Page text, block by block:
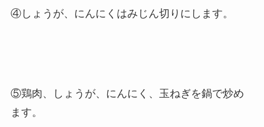
④しょうが、にんにくはみじん切りにします。
⑤鶏肉、しょうが、にんにく、玉ねぎを鍋で炒め
ます。